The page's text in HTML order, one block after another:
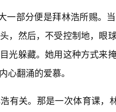
一部分便是拜林浩所赐。
，然后，不受控制地，眼
光躲藏。她用这种方式来
心翻涌的爱慕。
有关。那是一次体育课，